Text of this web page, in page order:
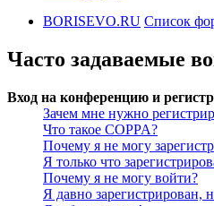
BORISEVO.RU Список
Часто задаваемые
Вход на конференцию и
Зачем мне нужно
Что такое COPPA?
Почему я не могу
Я только что
Почему я не могу войти?
Я давно зарегистрирован,